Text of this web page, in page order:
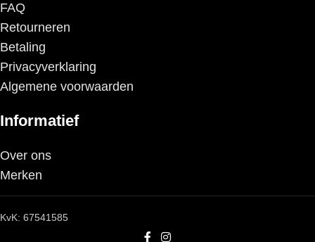
FAQ
Retourneren
Betaling
Privacyverklaring
Algemene voorwaarden
Informatief
Over ons
Merken
KvK: 67541585